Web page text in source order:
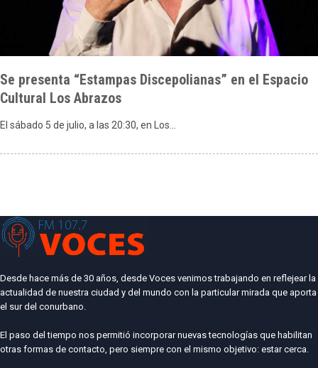
Se presenta “Estampas Discepolianas” en el Espacio
Cultural Los Abrazos
El sábado 5 de julio, a las 20:30, en Los…
Desde hace más de 30 años, desde Voces venimos trabajando en reflejear la
actualidad de nuestra ciudad y del mundo con la particular mirada que aporta
el sur del conurbano.
El paso del tiempo nos permitió incorporar nuevas tecnologías que habilitan
otras formas de contacto, pero siempre con el mismo objetivo: estar cerca.